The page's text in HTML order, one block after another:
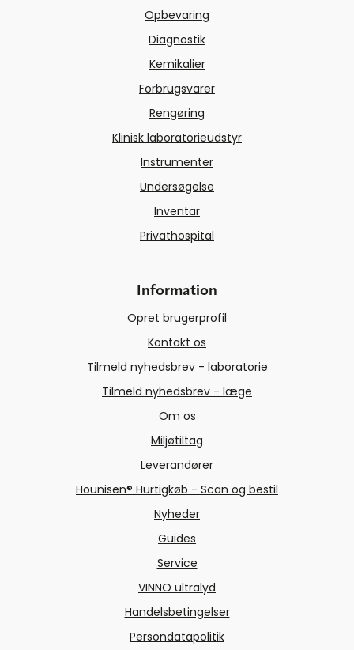
Opbevaring
Diagnostik
Kemikalier
Forbrugsvarer
Rengøring
Klinisk laboratorieudstyr
Instrumenter
Undersøgelse
Inventar
Privathospital
Information
Opret brugerprofil
Kontakt os
Tilmeld nyhedsbrev - laboratorie
Tilmeld nyhedsbrev - læge
Om os
Miljøtiltag
Leverandører
Hounisen® Hurtigkøb - Scan og bestil
Nyheder
Guides
Service
VINNO ultralyd
Handelsbetingelser
Persondatapolitik